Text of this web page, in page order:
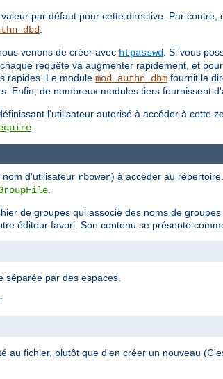
par défaut pour cette directive. Par contre,
venons de créer avec htpasswd
. Si vous
requête va augmenter rapidement, et
rapides. Le module mod_authn_dbm fournit la
Enfin, de nombreux modules tiers fournissent
l'utilisateur autorisé à accéder à cette
d'utilisateur rbowen) à accéder au
.
de groupes qui associe des noms de
éditeur favori. Son contenu se présente
séparée par des espaces.
au fichier, plutôt que d'en créer un nouveau